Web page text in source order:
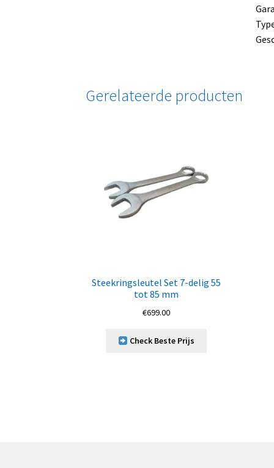
Gerelateerde producten
Steekringsleutel Set 7-delig 55
tot 85 mm
€699.00
Check Beste Prijs